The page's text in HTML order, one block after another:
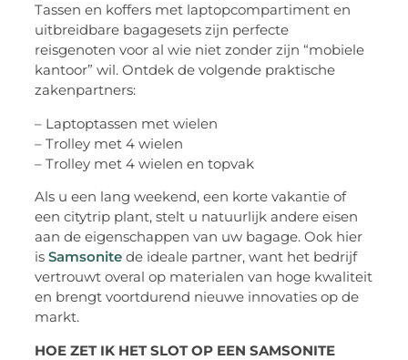
Tassen en koffers met laptopcompartiment en
uitbreidbare bagagesets zijn perfecte
reisgenoten voor al wie niet zonder zijn “mobiele
kantoor” wil. Ontdek de volgende praktische
zakenpartners:
– Laptoptassen met wielen
– Trolley met 4 wielen
– Trolley met 4 wielen en topvak
Als u een lang weekend, een korte vakantie of
een citytrip plant, stelt u natuurlijk andere eisen
aan de eigenschappen van uw bagage. Ook hier
isSamsonite de ideale partner, want het bedrijf
vertrouwt overal op materialen van hoge kwaliteit
en brengt voortdurend nieuwe innovaties op de
markt.
HOE ZET IK HET SLOT OP EEN SAMSONITE